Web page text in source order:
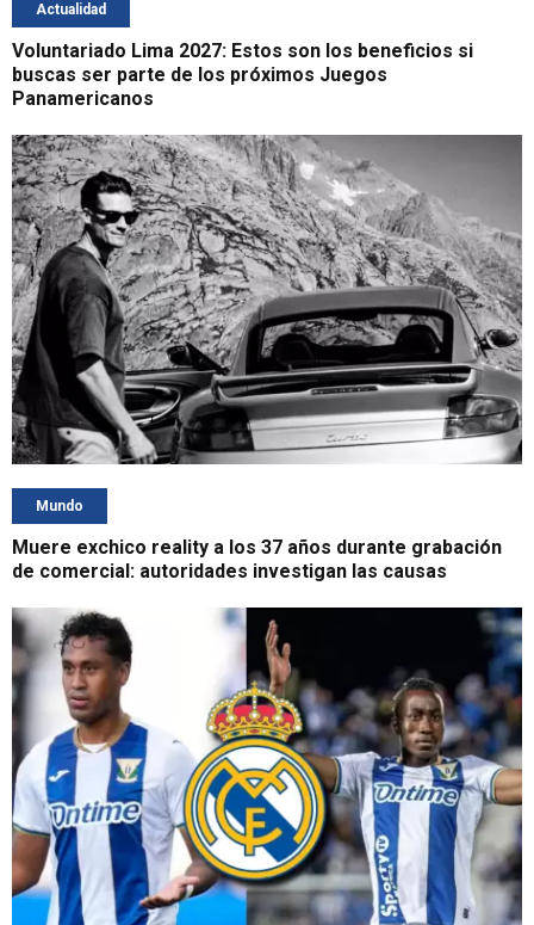
Actualidad
Voluntariado Lima 2027: Estos son los beneficios si
buscas ser parte de los próximos Juegos
Panamericanos
Mundo
Muere exchico reality a los 37 años durante grabación
de comercial: autoridades investigan las causas